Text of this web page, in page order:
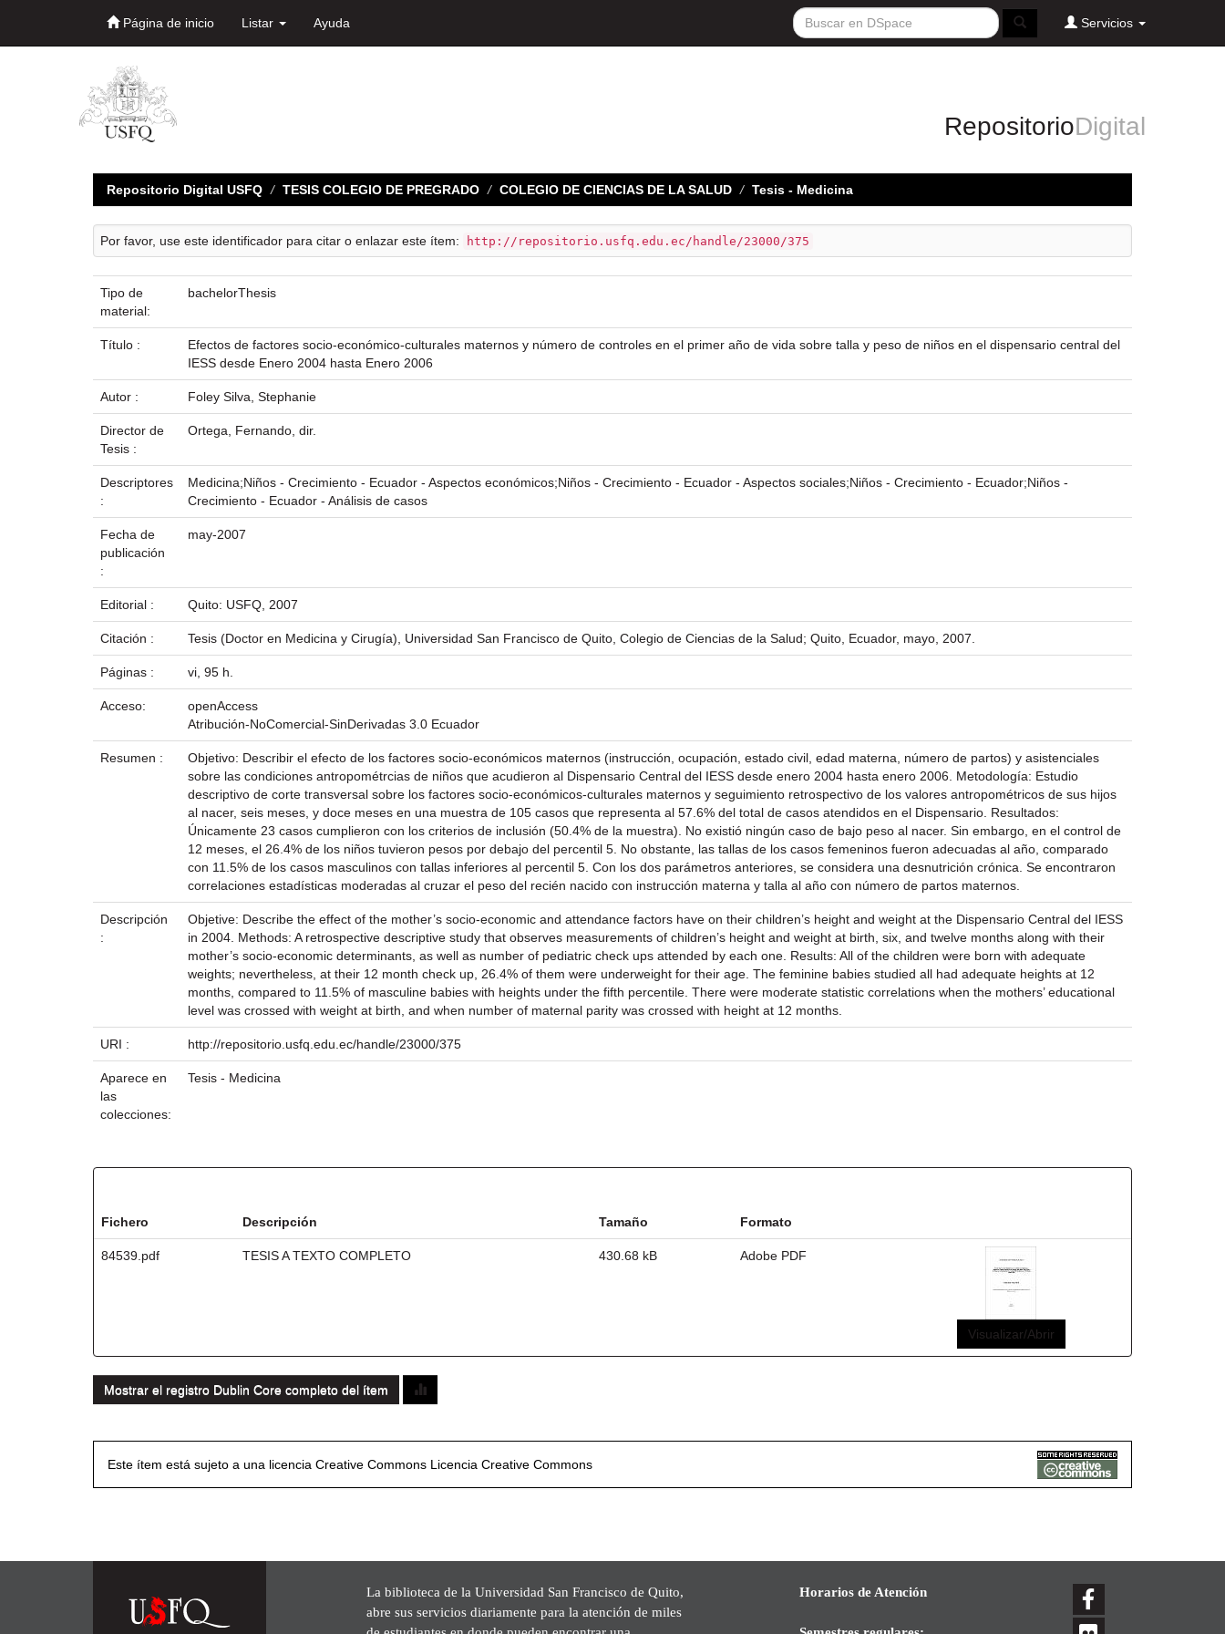
Página de inicio Listar Ayuda Servicios
RepositorioDigital
Repositorio Digital USFQ TESIS COLEGIO DE PREGRADO COLEGIO DE CIENCIAS DE LA SALUD Tesis - Medicina
Por favor, use este identificador para citar o enlazar este ítem: http://repositorio.usfq.edu.ec/handle/23000/375
Tipo de
material:
bachelorThesis
Título :
Efectos de factores socio-económico-culturales maternos y número de controles en el primer año de vida sobre talla y peso de niños en el dispensario central del
IESS desde Enero 2004 hasta Enero 2006
Autor : Foley Silva, Stephanie
Director de
Tesis :
Ortega, Fernando, dir.
Descriptores
:
Medicina;Niños - Crecimiento - Ecuador - Aspectos económicos;Niños - Crecimiento - Ecuador - Aspectos sociales;Niños - Crecimiento - Ecuador;Niños -
Crecimiento - Ecuador - Análisis de casos
Fecha de
publicación
:
may-2007
Editorial : Quito: USFQ, 2007
Citación : Tesis (Doctor en Medicina y Cirugía), Universidad San Francisco de Quito, Colegio de Ciencias de la Salud; Quito, Ecuador, mayo, 2007.
Páginas : vi, 95 h.
Acceso:
openAccess
Atribución-NoComercial-SinDerivadas 3.0 Ecuador
Resumen :
Objetivo: Describir el efecto de los factores socio-económicos maternos (instrucción, ocupación, estado civil, edad materna, número de partos) y asistenciales
sobre las condiciones antropométrcias de niños que acudieron al Dispensario Central del IESS desde enero 2004 hasta enero 2006. Metodología: Estudio
descriptivo de corte transversal sobre los factores socio-económicos-culturales maternos y seguimiento retrospectivo de los valores antropométricos de sus hijos
al nacer, seis meses, y doce meses en una muestra de 105 casos que representa al 57.6% del total de casos atendidos en el Dispensario. Resultados:
Únicamente 23 casos cumplieron con los criterios de inclusión (50.4% de la muestra). No existió ningún caso de bajo peso al nacer. Sin embargo, en el control de
12 meses, el 26.4% de los niños tuvieron pesos por debajo del percentil 5. No obstante, las tallas de los casos femeninos fueron adecuadas al año, comparado
con 11.5% de los casos masculinos con tallas inferiores al percentil 5. Con los dos parámetros anteriores, se considera una desnutrición crónica. Se encontraron
correlaciones estadísticas moderadas al cruzar el peso del recién nacido con instrucción materna y talla al año con número de partos maternos.
Descripción
:
Objetive: Describe the effect of the mother’s socio-economic and attendance factors have on their children’s height and weight at the Dispensario Central del IESS
in 2004. Methods: A retrospective descriptive study that observes measurements of children’s height and weight at birth, six, and twelve months along with their
mother’s socio-economic determinants, as well as number of pediatric check ups attended by each one. Results: All of the children were born with adequate
weights; nevertheless, at their 12 month check up, 26.4% of them were underweight for their age. The feminine babies studied all had adequate heights at 12
months, compared to 11.5% of masculine babies with heights under the fifth percentile. There were moderate statistic correlations when the mothers’ educational
level was crossed with weight at birth, and when number of maternal parity was crossed with height at 12 months.
URI : http://repositorio.usfq.edu.ec/handle/23000/375
Aparece en
las
colecciones:
Tesis - Medicina
Fichero Descripción Tamaño Formato
84539.pdf TESIS A TEXTO COMPLETO 430.68 kB Adobe PDF
Visualizar/Abrir
Mostrar el registro Dublin Core completo del ítem
Este ítem está sujeto a una licencia Creative Commons Licencia Creative Commons
La biblioteca de la Universidad San Francisco de Quito,
abre sus servicios diariamente para la atención de miles
Horarios de Atención